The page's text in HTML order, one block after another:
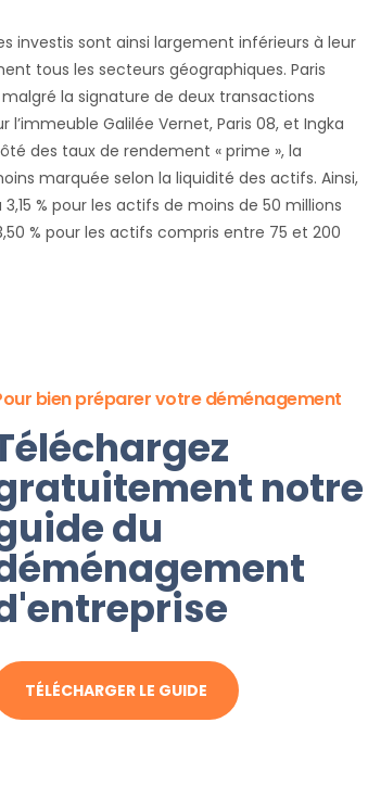
investis sont ainsi largement inférieurs à leur
tous les secteurs géographiques. Paris
la signature de deux transactions
l’immeuble Galilée Vernet, Paris 08, et Ingka
des taux de rendement « prime », la
marquée selon la liquidité des actifs. Ainsi,
% pour les actifs de moins de 50 millions
% pour les actifs compris entre 75 et 200
bien préparer votre déménagement
notre
du
TÉLÉCHARGER LE GUIDE